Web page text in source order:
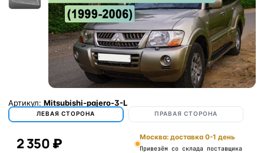
Артикул: Mitsubishi-pajero-3-L
ЛЕВАЯ СТОРОНА ПРАВАЯ СТОРОНА
2 350 ₽ Москва: доставка 0-1 день
Привезём со склада поставщика